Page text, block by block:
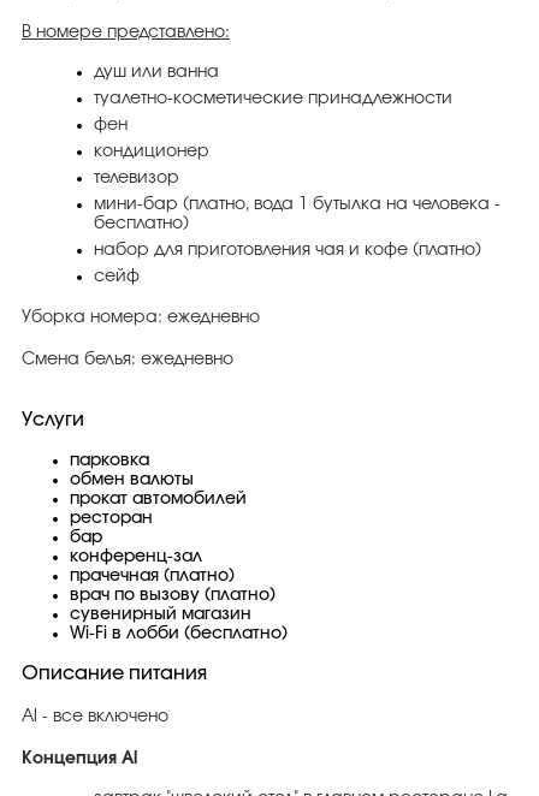
В номере представлено:
душ или ванна
туалетно-косметические принадлежности
фен
кондиционер
телевизор
мини-бар (платно, вода 1 бутылка на человека -
бесплатно)
набор для приготовления чая и кофе (платно)
сейф
Уборка номера: ежедневно
Смена белья: ежедневно
Услуги
парковка
обмен валюты
прокат автомобилей
ресторан
бар
конференц-зал
прачечная (платно)
врач по вызову (платно)
сувенирный магазин
Wi-Fi в лобби (бесплатно)
Описание питания
Al - все включено
Концепция Al